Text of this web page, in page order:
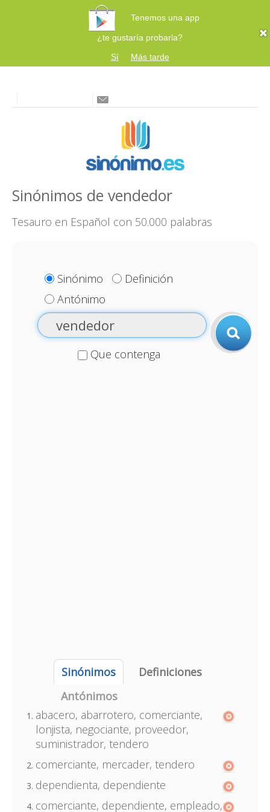
Tenemos una app
¿te gustaría probarla?
Sí
Más tarde
Sinónimos de vendedor
Tesauro en Español con 50.000 palabras
Sinónimo
Definición
Antónimo
Que contenga
Sinónimos
Definiciones
Antónimos
abacero, abarrotero, comerciante,
lonjista, negociante, proveedor,
suministrador, tendero
comerciante, mercader, tendero
dependienta, dependiente
comerciante, dependiente, empleado,